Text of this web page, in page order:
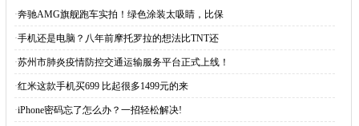
·奔驰AMG旗舰跑车实拍！绿色涂装太吸睛，比保
·手机还是电脑？八年前摩托罗拉的想法比TNT还
·苏州市肺炎疫情防控交通运输服务平台正式上线！
·红米这款手机买699 比起很多1499元的来
·iPhone密码忘了怎么办？一招轻松解决!